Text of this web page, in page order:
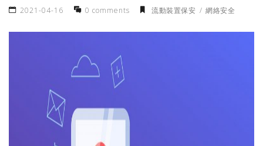
2021-04-16 0 comments 流動裝置保安 網絡安全